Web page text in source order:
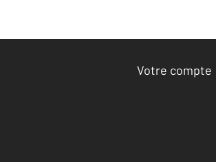
Votre compte
Accéder